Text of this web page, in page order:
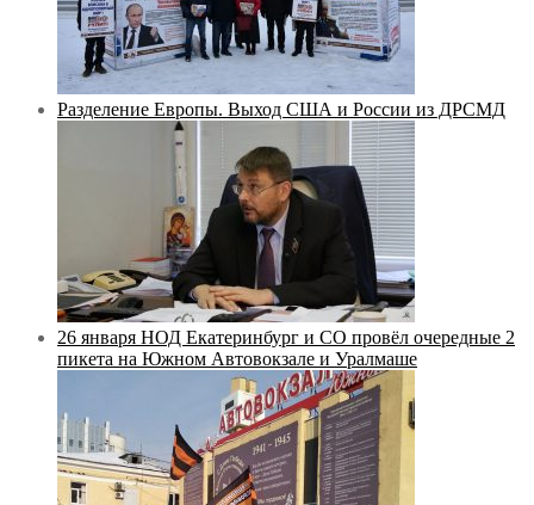
Разделение Европы. Выход США и России из ДРСМД
26 января НОД Екатеринбург и СО провёл очередные 2
пикета на Южном Автовокзале и Уралмаше